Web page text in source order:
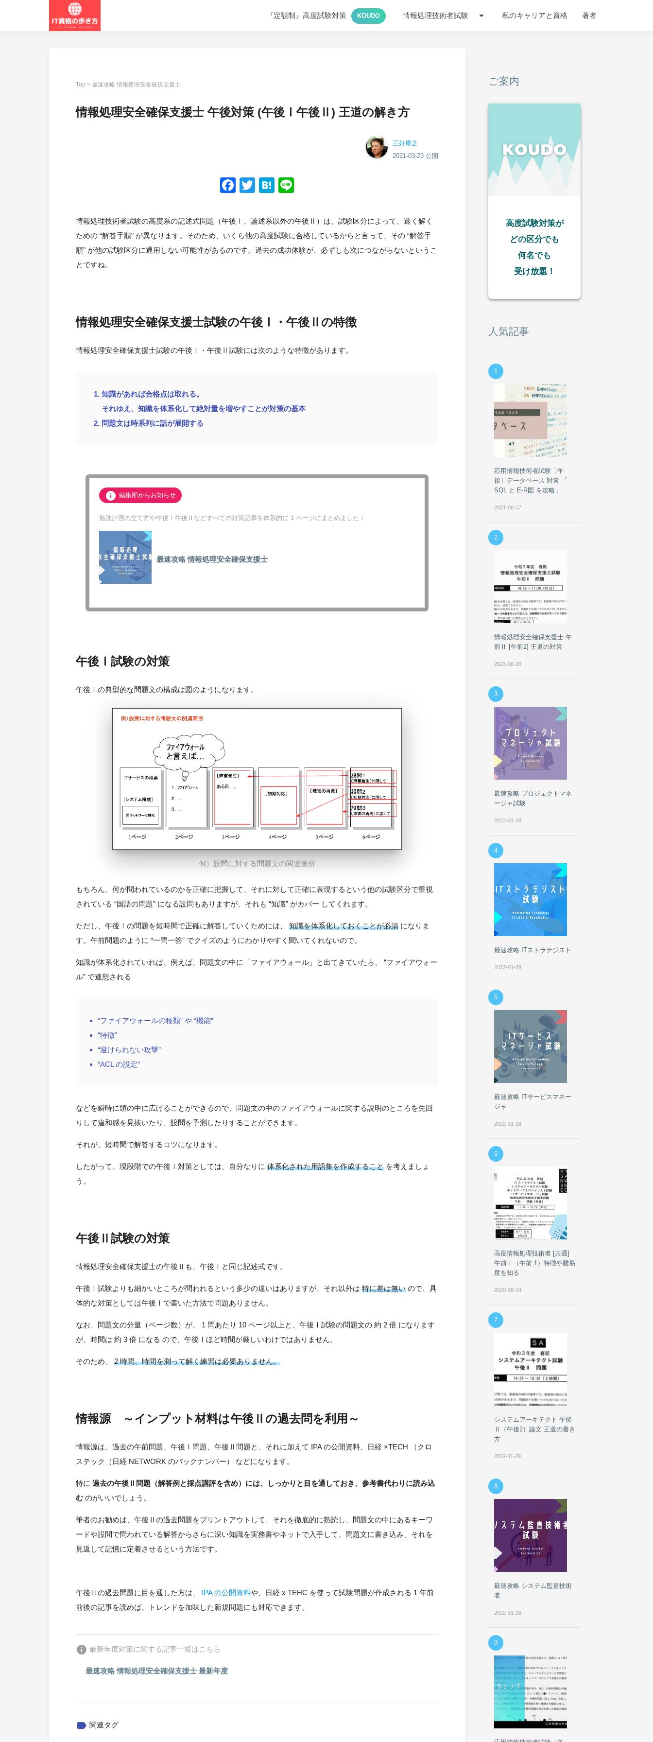
『定額制』高度試験対策 KOUDO 情報処理技術者試験 arrow_drop_down 私のキャリアと資格 著者
Top >最速攻略 情報処理安全確保支援士
情報処理安全確保支援士 午後対策 (午後Ⅰ午後Ⅱ) 王道の解き方
三好康之
2021-03-23 公開
Facebook
TwitterHatena
情報処理技術者試験の高度系の記述式問題（午後Ⅰ、論述系以外の午後Ⅱ）は、試験区分によって、速く解く
ための “解答手順” が異なります。そのため、いくら他の高度試験に合格しているからと言って、その “解答手
順” が他の試験区分に通用しない可能性があるのです。過去の成功体験が、必ずしも次につながらないというこ
とですね。
情報処理安全確保支援士試験の午後Ⅰ・午後Ⅱの特徴
情報処理安全確保支援士試験の午後Ⅰ・午後Ⅱ試験には次のような特徴があります。
知識があれば合格点は取れる。
それゆえ、知識を体系化して絶対量を増やすことが対策の基本
問題文は時系列に話が展開する
info 編集部からお知らせ
勉強計画の立て方や午後Ⅰ午後Ⅱなどすべての対策記事を体系的に 1 ページにまとめました！
最速攻略情報処理安全確保支援士
午後Ⅰ試験の対策
午後Ⅰの典型的な問題文の構成は図のようになります。
例）設問に対する問題文の関連箇所
もちろん、何が問われているのかを正確に把握して、それに対して正確に表現するという他の試験区分で重視
されている “国語の問題” になる設問もありますが、それも “知識” がカバー してくれます。
ただし、午後Ⅰの問題を短時間で正確に解答していくためには、知識を体系化しておくことが必須 になりま
す。午前問題のように “一問一答” でクイズのようにわかりやすく聞いてくれないので。
知識が体系化されていれば、例えば、問題文の中に「ファイアウォール」と出てきていたら、 “ファイアウォー
ル” で連想される
“ファイアウォールの種類” や “機能”
“特徴”
“避けられない攻撃”
“ACL の設定”
などを瞬時に頭の中に広げることができるので、問題文の中のファイアウォールに関する説明のところを先回
りして違和感を見抜いたり、設問を予測したりすることができます。
それが、短時間で解答するコツになります。
したがって、現段階での午後Ⅰ対策としては、自分なりに体系化された用語集を作成すること を考えましょ
う。
午後Ⅱ試験の対策
情報処理安全確保支援士の午後Ⅱも、午後Ⅰと同じ記述式です。
午後Ⅰ試験よりも細かいところが問われるという多少の違いはありますが、それ以外は特に差は無い ので、具
体的な対策としては午後Ⅰで書いた方法で問題ありません。
なお、問題文の分量（ページ数）が、 1 問あたり 10 ページ以上と、午後Ⅰ試験の問題文の 約 2 倍 になります
が、時間は 約 3 倍 になる ので、午後Ⅰほど時間が厳しいわけではありません。
そのため、2 時間、時間を測って解く練習は必要ありません。
情報源 ～インプット材料は午後Ⅱの過去問を利用～
情報源は、過去の午前問題、午後Ⅰ問題、午後Ⅱ問題と、それに加えて IPA の公開資料、日経 ×TECH （クロ
ステック（日経 NETWORK のバックナンバー） などになります。
特に過去の午後Ⅱ問題（解答例と採点講評を含め）には、しっかりと目を通しておき、参考書代わりに読み込
む のがいいでしょう。
筆者のお勧めは、午後Ⅱの過去問題をプリントアウトして、それを徹底的に熟読し、問題文の中にあるキーワ
ードや設問で問われている解答からさらに深い知識を実務書やネットで入手して、問題文に書き込み、それを
見返して記憶に定着させるという方法です。
午後Ⅱの過去問題に目を通した方は、 IPA の公開資料や、日経 x TEHC を使って試験問題が作成される 1 年前
前後の記事を読めば、トレンドを加味した新規問題にも対応できます。
info 最新年度対策に関する記事一覧はこちら
最速攻略 情報処理安全確保支援士 最新年度
label 関連タグ
ご案内
高度試験対策が
どの区分でも
何名でも
受け放題！
人気記事
1
応用情報技術者試験〔午
後〕データベース 対策 「
SQL と E-R図 を攻略」
2021-06-17
2
情報処理安全確保支援士 午
前Ⅱ [午前2] 王道の対策
2023-06-28
3
最速攻略 プロジェクトマネ
ージャ試験
2022-01-28
4
最速攻略 ITストラテジスト
2022-01-28
5
最速攻略 ITサービスマネー
ジャ
2022-01-28
6
高度情報処理技術者 [共通]
午前Ⅰ（午前 1）特徴や難易
度を知る
2020-09-24
7
システムアーキテクト 午後
Ⅱ（午後2）論文 王道の書き
方
2022-11-29
8
最速攻略 システム監査技術
者
2022-01-28
9